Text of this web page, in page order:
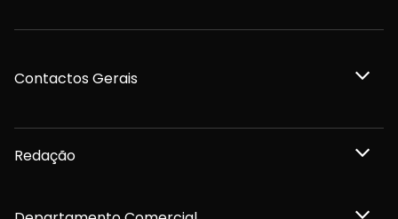
Contactos Gerais
Redação